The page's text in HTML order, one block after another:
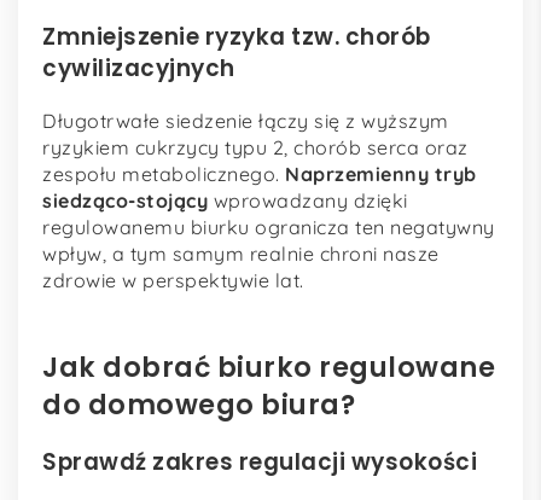
Zmniejszenie ryzyka tzw. chorób
cywilizacyjnych
Długotrwałe siedzenie łączy się z wyższym
ryzykiem cukrzycy typu 2, chorób serca oraz
zespołu metabolicznego. Naprzemienny tryb
siedząco-stojący wprowadzany dzięki
regulowanemu biurku ogranicza ten negatywny
wpływ, a tym samym realnie chroni nasze
zdrowie w perspektywie lat.
Jak dobrać biurko regulowane
do domowego biura?
Sprawdź zakres regulacji wysokości